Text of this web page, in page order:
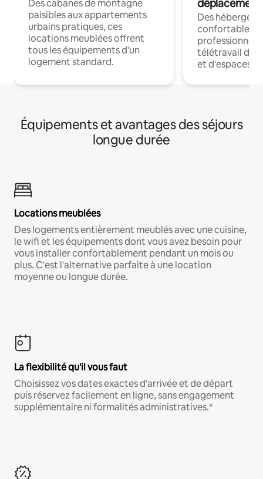
Des cabanes de montagne
paisibles aux appartements
urbains pratiques, ces
locations meublées offrent
tous les équipements d'un
logement standard.
déplacement
Des
confortables
professionnels
télétravail
et d'espaces
Équipements et avantages des séjours
longue durée
Locations meublées
Des logements entièrement meublés avec une cuisine,
le wifi et les équipements dont vous avez besoin pour
vous installer confortablement pendant un mois ou
plus. C'est l'alternative parfaite à une location
moyenne ou longue durée.
La flexibilité qu'il vous faut
Choisissez vos dates exactes d'arrivée et de départ
puis réservez facilement en ligne, sans engagement
supplémentaire ni formalités administratives.*